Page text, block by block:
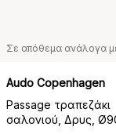
Σε απόθεμα ανάλογα
Audo Copenhagen
Passage τραπεζάκι
σαλονιού, Δρυς,